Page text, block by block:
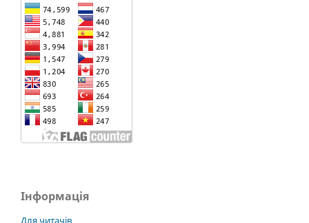
Інформація
Для читачів